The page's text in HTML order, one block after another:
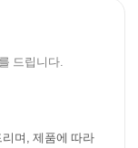
드립니다.
리며, 제품에 따라